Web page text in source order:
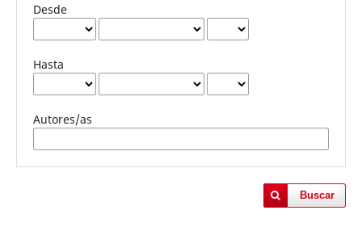
Desde
Hasta
Autores/as
Buscar